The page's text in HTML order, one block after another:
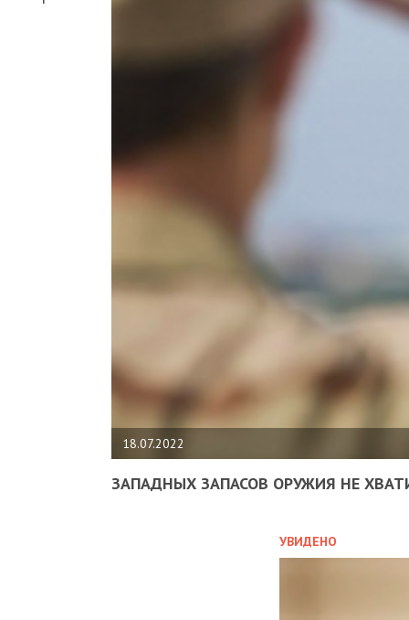
18.07.2022
ЗАПАДНЫХ ЗАПАСОВ ОРУЖИЯ НЕ
УВИДЕНО